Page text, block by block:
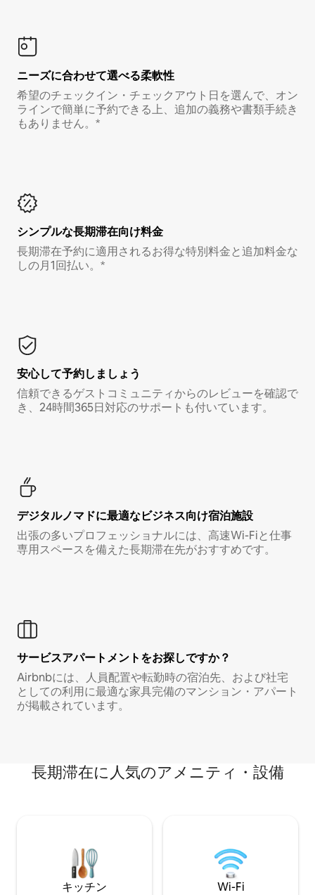
ニーズに合わせて選べる柔軟性
希望のチェックイン・チェックアウト日を選んで、オン
ラインで簡単に予約できる上、追加の義務や書類手続き
もありません。*
シンプルな長期滞在向け料金
長期滞在予約に適用されるお得な特別料金と追加料金な
しの月1回払い。*
安心して予約しましょう
信頼できるゲストコミュニティからのレビューを確認で
き、24時間365日対応のサポートも付いています。
デジタルノマド⁠に最⁠適⁠なビ⁠ジ⁠ネ⁠ス⁠向⁠け宿⁠泊⁠施⁠設
出張の多いプロフェッショナルには、高速Wi-Fiと仕事
専用スペースを備えた長期滞在先がおすすめです。
サービスアパートメントをお探しですか？
Airbnbには、人員配置や転勤時の宿泊先、および社宅
としての利用に最適な家具完備のマンション・アパート
が掲載されています。
長期滞在に人気のアメニティ・設備
キッチン Wi-Fi